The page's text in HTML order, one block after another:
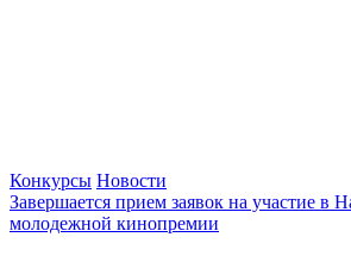
Конкурсы Новости
Завершается прием заявок на участие в
молодежной кинопремии